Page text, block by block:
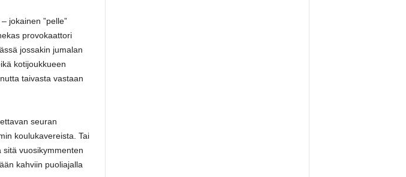
jokainen ”pelle”
provokaattori
jossakin jumalan
kotijoukkueen
taivasta vastaan
seuran
koulukavereista. Tai
vuosikymmenten
kahviin puoliajalla